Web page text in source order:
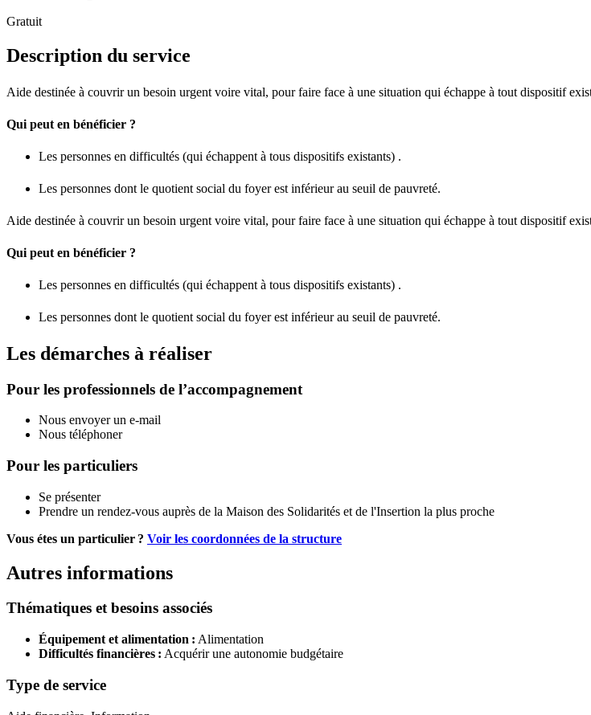
Gratuit
Description du service
Aide destinée à couvrir un besoin urgent voire vital, pour faire face à une situation qui échappe à tout dispositif
Qui peut en bénéficier ?
Les personnes en difficultés (qui échappent à tous dispositifs existants) .
Les personnes dont le quotient social du foyer est inférieur au seuil de pauvreté.
Aide destinée à couvrir un besoin urgent voire vital, pour faire face à une situation qui échappe à tout dispositif
Qui peut en bénéficier ?
Les personnes en difficultés (qui échappent à tous dispositifs existants) .
Les personnes dont le quotient social du foyer est inférieur au seuil de pauvreté.
Les démarches à réaliser
Pour les professionnels de l’accompagnement
Nous envoyer un e-mail
Nous téléphoner
Pour les particuliers
Se présenter
Prendre un rendez-vous auprès de la Maison des Solidarités et de l'Insertion la plus proche
Vous étes un particulier ? Voir les coordonnées de la structure
Autres informations
Thématiques et besoins associés
Équipement et alimentation : Alimentation
Difficultés financières : Acquérir une autonomie budgétaire
Type de service